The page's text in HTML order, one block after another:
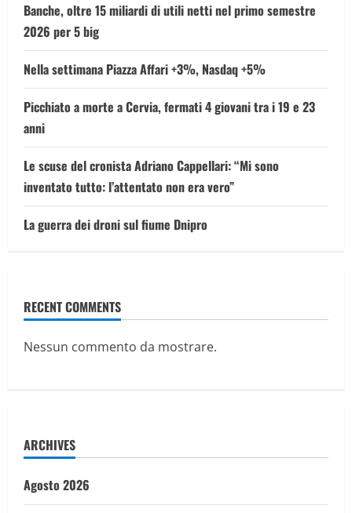
Banche, oltre 15 miliardi di utili netti nel primo semestre
2026 per 5 big
Nella settimana Piazza Affari +3%, Nasdaq +5%
Picchiato a morte a Cervia, fermati 4 giovani tra i 19 e 23
anni
Le scuse del cronista Adriano Cappellari: “Mi sono
inventato tutto: l’attentato non era vero”
La guerra dei droni sul fiume Dnipro
RECENT COMMENTS
Nessun commento da mostrare.
ARCHIVES
Agosto 2026